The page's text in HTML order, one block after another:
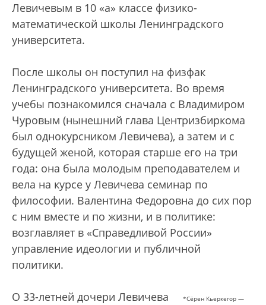
Левичевым в 10 «а» классе физико-
математической школы Ленинградского
университета.
После школы он поступил на физфак
Ленинградского университета. Во время
учебы познакомился сначала с Владимиром
Чуровым (нынешний глава Центризбиркома
был однокурсником Левичева), а затем и с
будущей женой, которая старше его на три
года: она была молодым преподавателем и
вела на курсе у Левичева семинар по
философии. Валентина Федоровна до сих пор
с ним вместе и по жизни, и в политике:
возглавляет в «Справедливой России»
управление идеологии и публичной
политики.
*Сёрен Кьеркегор —
О 33-летней дочери Левичева